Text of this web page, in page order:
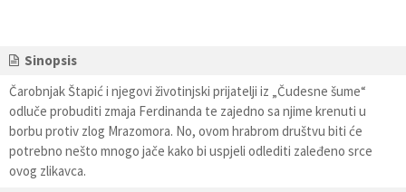
Sinopsis
Čarobnjak Štapić i njegovi životinjski prijatelji iz „Čudesne šume“
odluče probuditi zmaja Ferdinanda te zajedno sa njime krenuti u
borbu protiv zlog Mrazomora. No, ovom hrabrom društvu biti će
potrebno nešto mnogo jače kako bi uspjeli odlediti zaleđeno srce
ovog zlikavca.